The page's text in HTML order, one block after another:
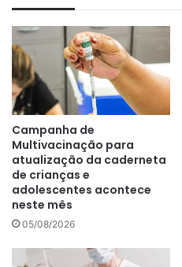
Campanha de
Multivacinação para
atualização da caderneta
de crianças e
adolescentes acontece
neste mês
05/08/2026